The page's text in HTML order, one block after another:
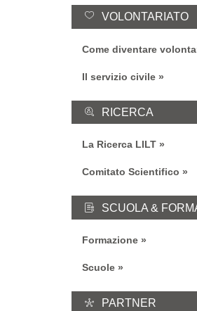
VOLONTARIATO
Come diventare
Il servizio civile
RICERCA
La Ricerca LILT
Comitato Scientifico
SCUOLA &
Formazione
Scuole
PARTNER